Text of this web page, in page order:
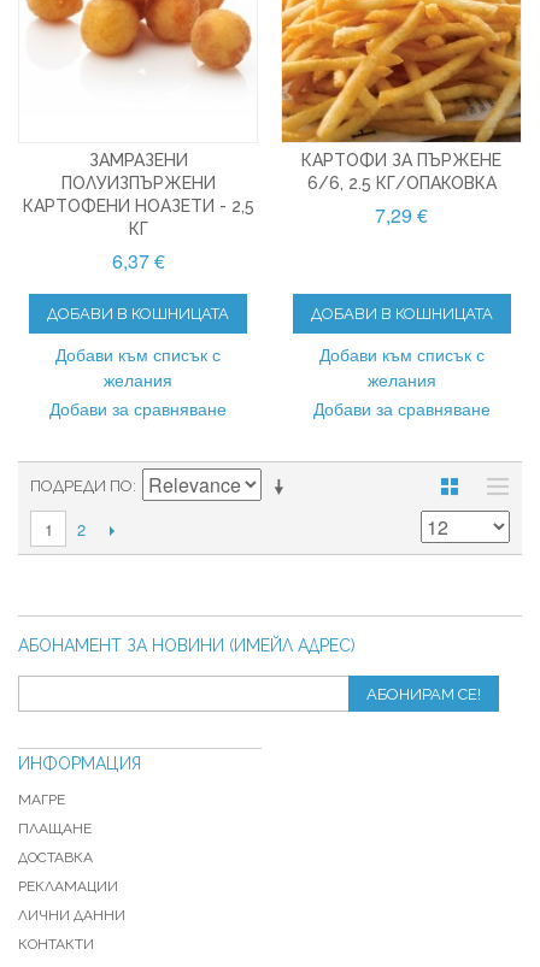
ЗАМРАЗЕНИ
ПОЛУИЗПЪРЖЕНИ
КАРТОФЕНИ НОАЗЕТИ - 2,5
КГ
6,37 €
ДОБАВИ В КОШНИЦАТА
Добави към списък с
желания
Добави за сравняване
КАРТОФИ ЗА ПЪРЖЕНЕ
6/6, 2.5 КГ/ОПАКОВКА
7,29 €
ДОБАВИ В КОШНИЦАТА
Добави към списък с
желания
Добави за сравняване
ПОДРЕДИ ПО
1 2
АБОНАМЕНТ ЗА НОВИНИ (ИМЕЙЛ АДРЕС)
АБОНИРАМ СЕ!
ИНФОРМАЦИЯ
МАГРЕ
ПЛАЩАНЕ
ДОСТАВКА
РЕКЛАМАЦИИ
ЛИЧНИ ДАННИ
КОНТАКТИ